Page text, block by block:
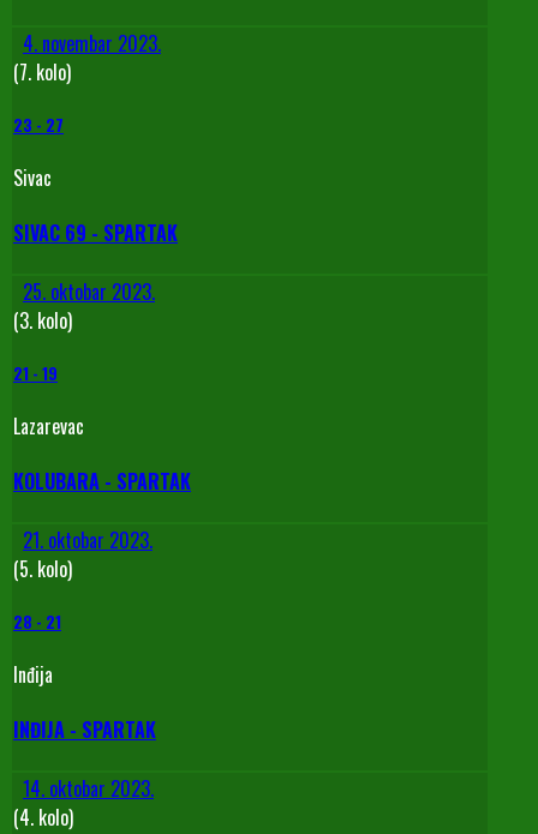
4. novembar 2023.
(7. kolo)
23 - 27
Sivac
SIVAC 69 - SPARTAK
25. oktobar 2023.
(3. kolo)
21 - 19
Lazarevac
KOLUBARA - SPARTAK
21. oktobar 2023.
(5. kolo)
28 - 21
Inđija
INĐIJA - SPARTAK
14. oktobar 2023.
(4. kolo)